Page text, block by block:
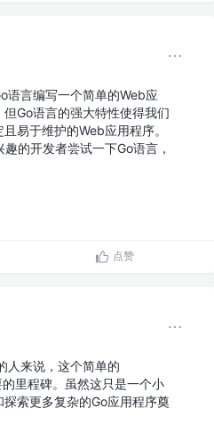
语言编写一个简单的Web应
Go语言的强大特性使得我们
易于维护的Web应用程序。
的开发者尝试一下Go语言，
点赞
人来说，这个简单的
里程碑。虽然这只是一个小
索更多复杂的Go应用程序奠